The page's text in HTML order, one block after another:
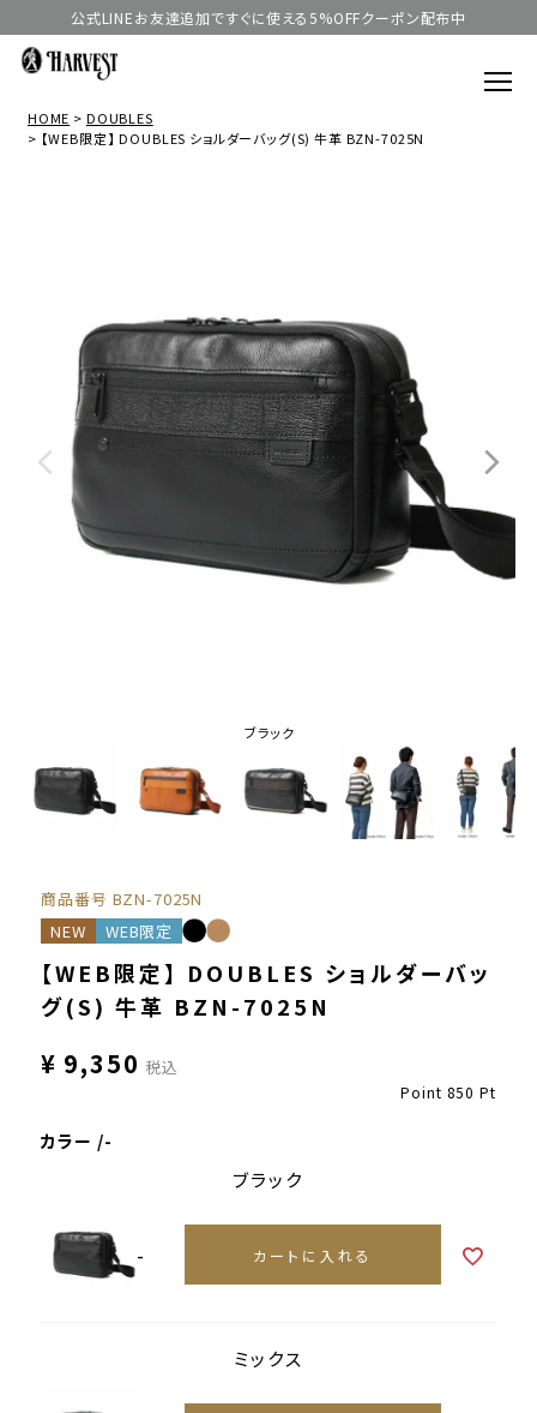
公式LINEお友達追加ですぐに使える5%OFFクーポン配布中
HOME
DOUBLES
【WEB限定】 DOUBLES ショルダーバッグ(S) 牛革 BZN-7025N
ブラック
商品番号 BZN-7025N
NEW
WEB限定
【WEB限定】 DOUBLES ショルダーバッ
グ(S) 牛革 BZN-7025N
¥ 9,350 税込
Point 850 Pt
カラー -
ブラック
- カートに入れる
ミックス